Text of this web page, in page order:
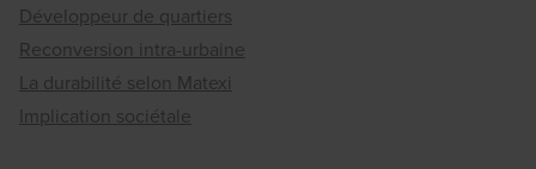
Développeur de quartiers
Reconversion intra-urbaine
La durabilité selon Matexi
Implication sociétale